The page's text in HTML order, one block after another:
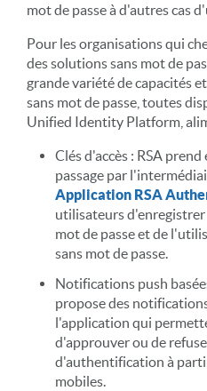
mot de passe à d'autres cas
Pour les organisations qui
des solutions sans mot de
grande variété de capacités
sans mot de passe, toutes
Unified Identity Platform,
Clés d'accès : RSA prend
passage par
Application RSA
utilisateurs
mot de passe et de
sans mot de passe.
Notifications push
propose des
l'application qui
d'approuver ou de
d'authentification à
mobiles.